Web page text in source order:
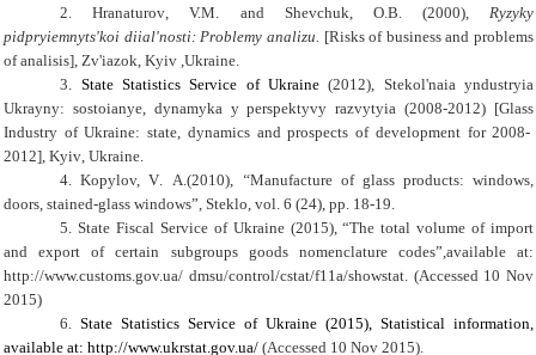
2.
Hranaturov, V.M. and Shevchuk,O.B. (2000),Ryzyky
pidpryiemnyts'koi diial'nosti: Problemy analizu. [Risksof businessand problems
of analisis], Zv'iazok, Kyiv ,Ukraine.
3. State Statistics Service of Ukraine(2012), Stekol'naia yndustryia
Ukrayny: sostoianye, dynamyka y perspektyvy razvytyia (2008-2012) [Glass
Industry of Ukraine: state, dynamics andprospects of development for 2008-
2012], Kyiv, Ukraine.
4. Kopylov,V. A.(2010), “Manufacture of glass products: windows,
doors, stained-glass windows”, Steklo, vol. 6 (24), pp. 18-19.
5. State Fiscal Service of Ukraine (2015), “The total volume of import
and export of certain subgroups goods nomenclature codes”,available at:
http://www.customs.gov.ua/ dmsu/control/cstat/f11a/showstat. (Accessed10 Nov
2015)
6. State Statistics Service of Ukraine (2015), Statistical information,
available at: http://www.ukrstat.gov.ua/ (Accessed 10 Nov 2015).